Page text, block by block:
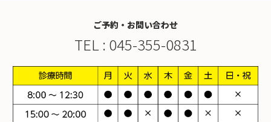
ご予約・お問い合わせ
TEL : 045-355-0831